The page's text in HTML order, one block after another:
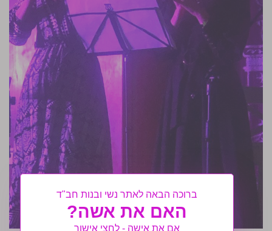
ברוכה הבאה לאתר נשי ובנות חב"ד
האם את אשה?
אם את אישה - לחצי אישור